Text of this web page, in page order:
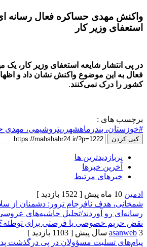
حساکره فعال رسانه ای به
کار
شایعه استعفای وزیر کار، یک مهدی
موضوع واکنش نشان داد و اظهار کرد که
نمی‌کنند .
:
بندرماهشهر،پتروشیمی، مهدی حساکره
ها
خبرها
مرتبط
[ 1522 بازدید ]
نافرجام ترور: دشمنان از سلاح فیزیکی
آوردند/تحلیل حاشیه‌های عروسی دختر
خصوصی یا فرصتی برای توطئه؟
[ 1103 بازدید ]
مسؤولان در پی درگذشت پدر